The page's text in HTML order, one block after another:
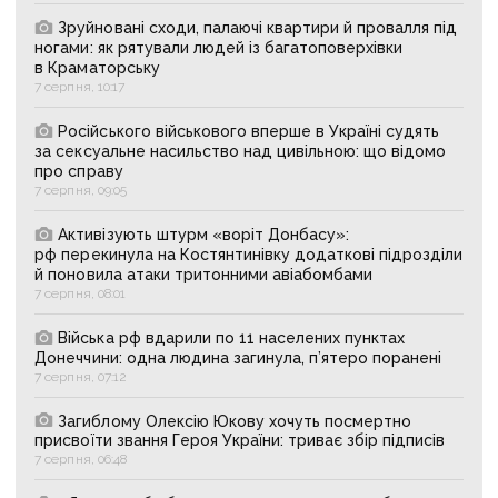
Зруйновані сходи, палаючі квартири й провалля під
ногами: як рятували людей із багатоповерхівки
в Краматорську
7 серпня, 10:17
Російського військового вперше в Україні судять
за сексуальне насильство над цивільною: що відомо
про справу
7 серпня, 09:05
Активізують штурм «воріт Донбасу»:
рф перекинула на Костянтинівку додаткові підрозділи
й поновила атаки тритонними авіабомбами
7 серпня, 08:01
Війська рф вдарили по 11 населених пунктах
Донеччини: одна людина загинула, п’ятеро поранені
7 серпня, 07:12
Загиблому Олексію Юкову хочуть посмертно
присвоїти звання Героя України: триває збір підписів
7 серпня, 06:48